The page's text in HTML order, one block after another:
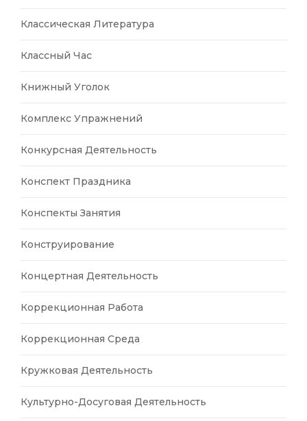
Классическая Литература
Классный Час
Книжный Уголок
Комплекс Упражнений
Конкурсная Деятельность
Конспект Праздника
Конспекты Занятия
Конструирование
Концертная Деятельность
Коррекционная Работа
Коррекционная Среда
Кружковая Деятельность
Культурно-Досуговая Деятельность